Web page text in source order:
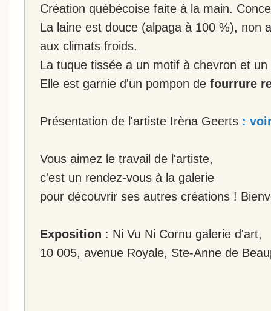
Création québécoise faite à la main.
La laine est douce (alpaga à 100 %), non
aux climats froids.
La tuque tissée a un motif à chevron et
Elle est garnie d'un pompon de fourrure
Présentation de l'artiste Irèna Geerts :
Vous aimez le travail de l'artiste,
c'est un rendez-vous à la galerie
pour découvrir ses autres créations !
Exposition : Ni Vu Ni Cornu galerie d'art,
10 005, avenue Royale, Ste-Anne de